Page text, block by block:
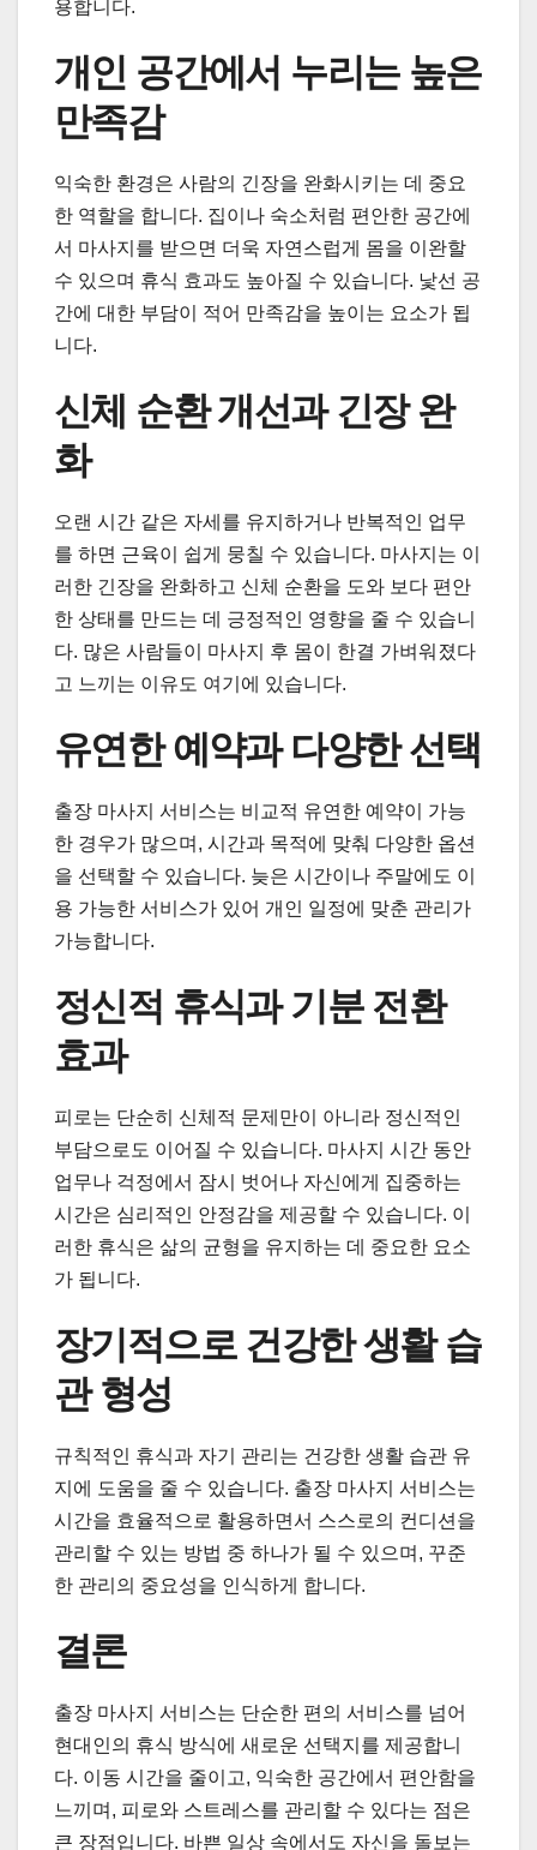
용합니다.
개인 공간에서 누리는 높은
만족감
익숙한 환경은 사람의 긴장을 완화시키는 데 중요
한 역할을 합니다. 집이나 숙소처럼 편안한 공간에
서 마사지를 받으면 더욱 자연스럽게 몸을 이완할
수 있으며 휴식 효과도 높아질 수 있습니다. 낯선 공
간에 대한 부담이 적어 만족감을 높이는 요소가 됩
니다.
신체 순환 개선과 긴장 완
화
오랜 시간 같은 자세를 유지하거나 반복적인 업무
를 하면 근육이 쉽게 뭉칠 수 있습니다. 마사지는 이
러한 긴장을 완화하고 신체 순환을 도와 보다 편안
한 상태를 만드는 데 긍정적인 영향을 줄 수 있습니
다. 많은 사람들이 마사지 후 몸이 한결 가벼워졌다
고 느끼는 이유도 여기에 있습니다.
유연한 예약과 다양한 선택
출장 마사지 서비스는 비교적 유연한 예약이 가능
한 경우가 많으며, 시간과 목적에 맞춰 다양한 옵션
을 선택할 수 있습니다. 늦은 시간이나 주말에도 이
용 가능한 서비스가 있어 개인 일정에 맞춘 관리가
가능합니다.
정신적 휴식과 기분 전환
효과
피로는 단순히 신체적 문제만이 아니라 정신적인
부담으로도 이어질 수 있습니다. 마사지 시간 동안
업무나 걱정에서 잠시 벗어나 자신에게 집중하는
시간은 심리적인 안정감을 제공할 수 있습니다. 이
러한 휴식은 삶의 균형을 유지하는 데 중요한 요소
가 됩니다.
장기적으로 건강한 생활 습
관 형성
규칙적인 휴식과 자기 관리는 건강한 생활 습관 유
지에 도움을 줄 수 있습니다. 출장 마사지 서비스는
시간을 효율적으로 활용하면서 스스로의 컨디션을
관리할 수 있는 방법 중 하나가 될 수 있으며, 꾸준
한 관리의 중요성을 인식하게 합니다.
결론
출장 마사지 서비스는 단순한 편의 서비스를 넘어
현대인의 휴식 방식에 새로운 선택지를 제공합니
다. 이동 시간을 줄이고, 익숙한 공간에서 편안함을
느끼며, 피로와 스트레스를 관리할 수 있다는 점은
큰 장점입니다. 바쁜 일상 속에서도 자신을 돌보는